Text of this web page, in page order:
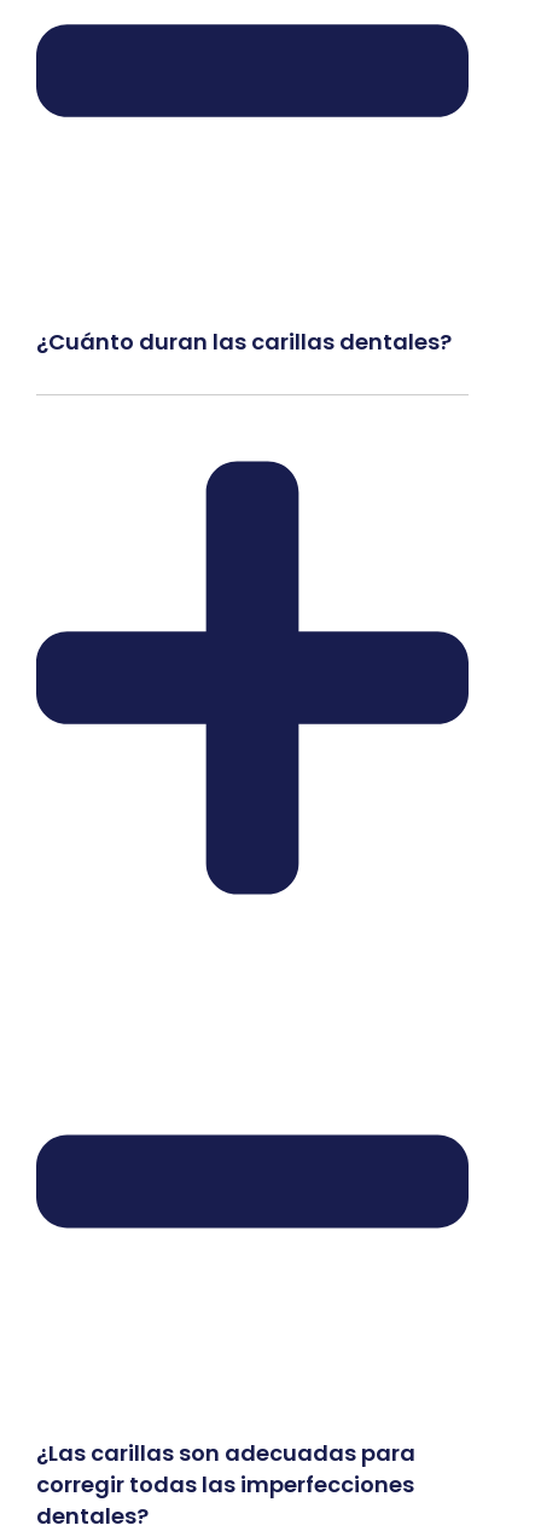
¿Cuánto duran las carillas dentales?
¿Las carillas son adecuadas para
corregir todas las imperfecciones
dentales?